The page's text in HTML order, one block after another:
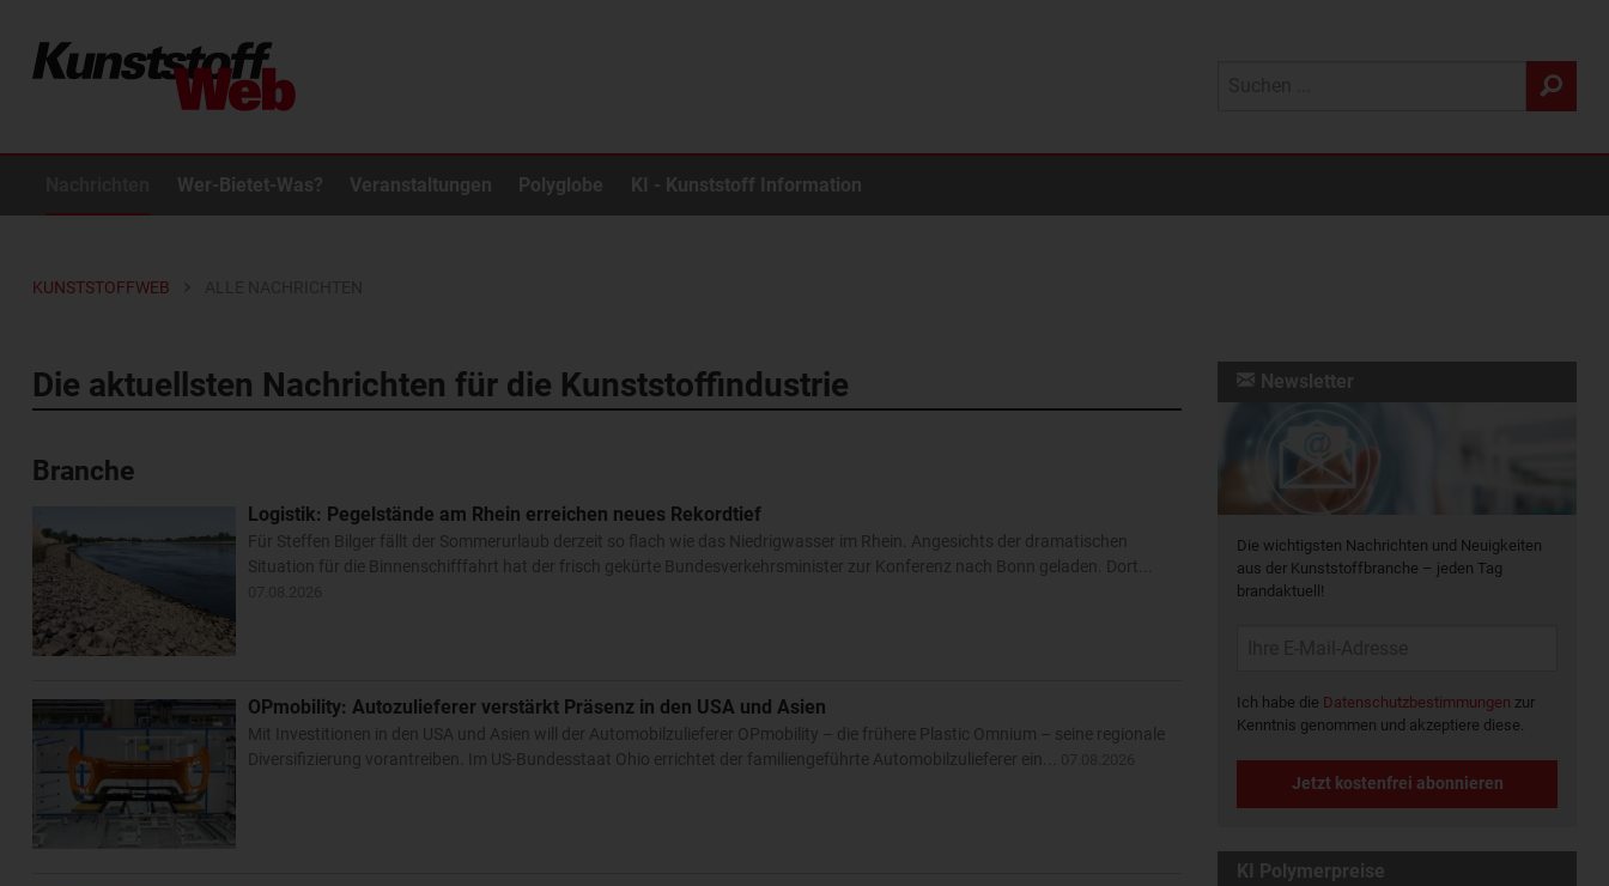
Wer-Bietet-Was? Veranstaltungen Polyglobe KI - Kunststoff Information
KUNSTSTOFFWEB
Die aktuellsten Nachrichten für die Kunststoffindustrie
Branche
Logistik: Pegelstände am Rhein erreichen neues Rekordtief
Für Steffen Bilger fällt der Sommerurlaub derzeit so flach wie das Niedrigwasser im Rhein. Angesichts der dramatischen
Situation für die Binnenschifffahrt hat der frisch gekürte Bundesverkehrsminister zur Konferenz nach Bonn geladen. Dort...
OPmobility: Autozulieferer verstärkt Präsenz in den USA und Asien
Mit Investitionen in den USA und Asien will der Automobilzulieferer OPmobility – die frühere Plastic Omnium – seine regionale
Diversifizierung vorantreiben. Im US-Bundesstaat Ohio errichtet der familiengeführte Automobilzulieferer ein...
Newsletter
Die wichtigsten Nachrichten und Neuigkeiten
aus der Kunststoffbranche – jeden Tag
brandaktuell!
Ich habe die Datenschutzbestimmungen zur
Kenntnis genommen und akzeptiere diese.
Jetzt kostenfrei abonnieren
KI Polymerpreise